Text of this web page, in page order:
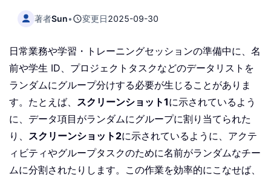
著者Sun• 変更日2025-09-30
日常業務や学習・トレーニングセッションの準備中に、名
前や学生 ID、プロジェクトタスクなどのデータリストを
ランダムにグループ分けする必要が生じることがありま
す。たとえば、 スクリーンショット1に示されているよう
に、データ項目がランダムにグループに割り当てられた
り、 スクリーンショット2に示されているように、アクテ
ィビティやグループタスクのために名前がランダムなチー
ムに分割されたりします。この作業を効率的にこなせば、